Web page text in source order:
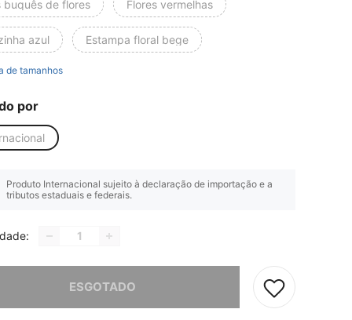
buquês de flores Flores vermelhas
azul Estampa floral bege
de tamanhos
por
Produto Internacional sujeito à declaração de importação e a
tributos estaduais e federais.
ESGOTADO